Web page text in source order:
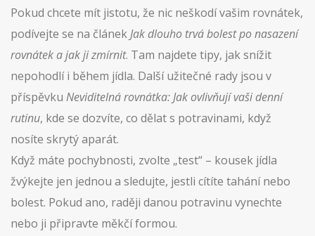
Pokud chcete mít jistotu, že nic neškodí vašim rovnátek,
podívejte se na článekJak dlouho trvá bolest po nasazení
rovnátek a jak ji zmírnit. Tam najdete tipy, jak snížit
nepohodlí i během jídla. Další užitečné rady jsou v
příspěvku Neviditelná rovnátka: Jak ovlivňují vaši denní
rutinu, kde se dozvíte, co dělat s potravinami, když
nosíte skrytý aparát.
Když máte pochybnosti, zvolte „test“ – kousek jídla
žvýkejte jen jednou a sledujte, jestli cítíte tahání nebo
bolest. Pokud ano, raději danou potravinu vynechte
nebo ji připravte měkčí formou.